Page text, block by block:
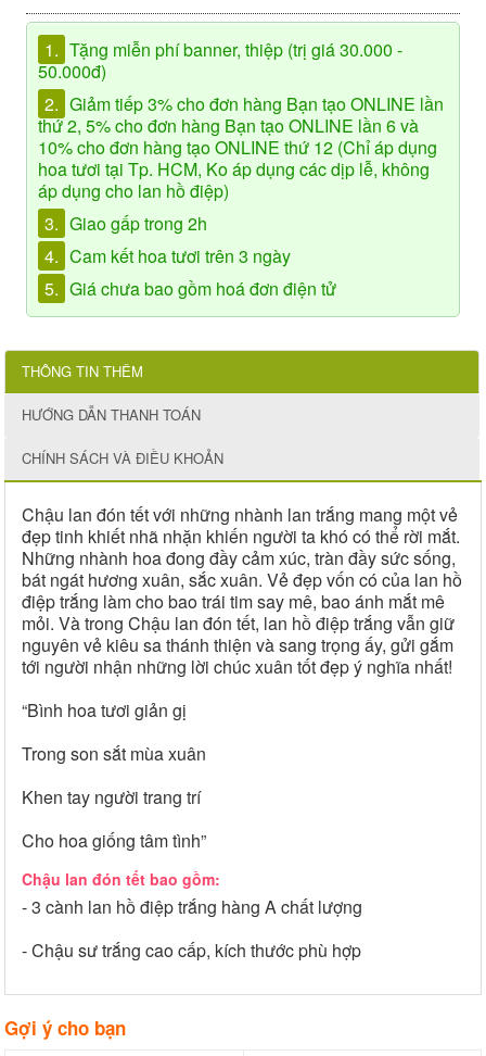
1. Tặng miễn phí banner, thiệp (trị giá 30.000 -
50.000đ)
2. Giảm tiếp 3% cho đơn hàng Bạn tạo ONLINE lần
thứ 2, 5% cho đơn hàng Bạn tạo ONLINE lần 6 và
10% cho đơn hàng tạo ONLINE thứ 12 (Chỉ áp dụng
hoa tươi tại Tp. HCM, Ko áp dụng các dịp lễ, không
áp dụng cho lan hồ điệp)
3. Giao gấp trong 2h
4. Cam kết hoa tươi trên 3 ngày
5. Giá chưa bao gồm hoá đơn điện tử
THÔNG TIN THÊM
HƯỚNG DẪN THANH TOÁN
CHÍNH SÁCH VÀ ĐIỀU KHOẢN
Chậu lan đón tết với những nhành lan trắng mang một vẻ
đẹp tinh khiết nhã nhặn khiến người ta khó có thể rời mắt.
Những nhành hoa đong đầy cảm xúc, tràn đầy sức sống,
bát ngát hương xuân, sắc xuân. Vẻ đẹp vốn có của lan hồ
điệp trắng làm cho bao trái tim say mê, bao ánh mắt mê
mỏi. Và trong Chậu lan đón tết, lan hồ điệp trắng vẫn giữ
nguyên vẻ kiêu sa thánh thiện và sang trọng ấy, gửi gắm
tới người nhận những lời chúc xuân tốt đẹp ý nghĩa nhất!
“Bình hoa tươi giản gị
Trong son sắt mùa xuân
Khen tay người trang trí
Cho hoa giống tâm tình”
Chậu lan đón tết bao gồm:
- 3 cành lan hồ điệp trắng hàng A chất lượng
- Chậu sư trắng cao cấp, kích thước phù hợp
Gợi ý cho bạn